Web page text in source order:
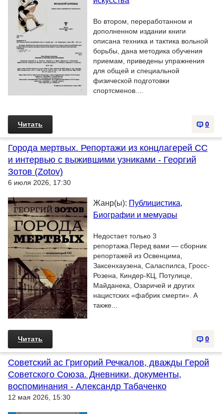
Во втором, переработанном и
дополненном издании книги
описана техника и тактика вольной
борьбы, дана методика обучения
приемам, приведены упражнения
для общей и специальной
физической подготовки
спортсменов....
0
Читать
Города мертвых. Репортажи из концлагерей СС
и интервью с выжившими узниками - Георгий
Зотов (Zotov)
6 июля 2026, 17:30
Жанр(ы): Публицистика,
Биографии и мемуары
Недостает только 3
репортажа.Перед вами — сборник
репортажей из Освенцима,
Заксенхаузена, Саласпилса, Гросс-
Розена, Киндер-КЦ, Потулице,
Майданека, Озаричей и других
нацистских «фабрик смерти». А
также...
0
Читать
Советский ас Григорий Речкалов, дважды Герой
Советского Союза. Дневники, документы,
воспоминания - Александр Табаченко
12 мая 2026, 15:30